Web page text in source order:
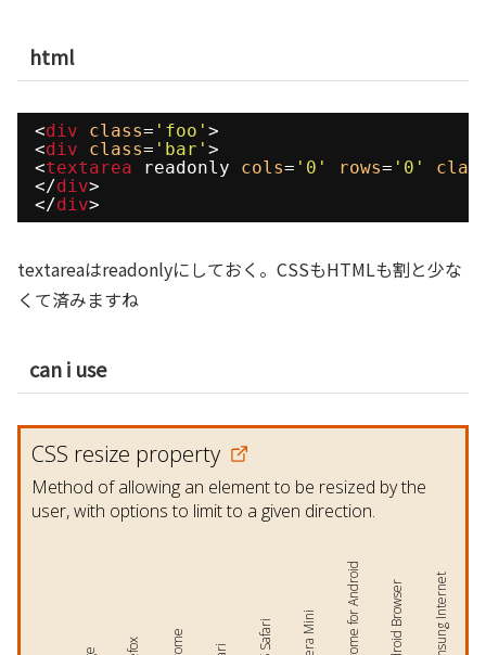
html
<div class= 'foo' >
<div class= 'bar' >
<textarea readonly cols= '0' rows= '0'
</div>
</div>
textareaはreadonlyにしておく。CSSもHTMLも割と少な
くて済みますね
can i use